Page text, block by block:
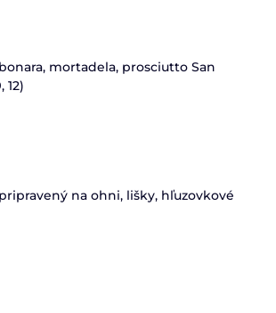
mortadela, prosciutto San
12)
na ohni, lišky, hľuzovkové